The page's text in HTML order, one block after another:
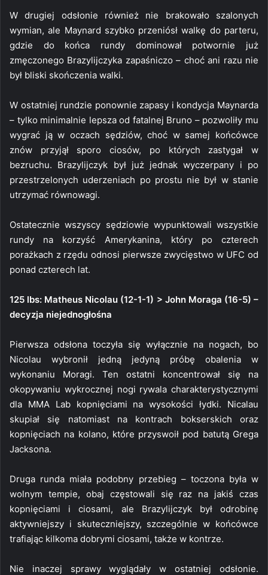
W drugiej odsłonie również nie brakowało szalonych
wymian, ale Maynard szybko przeniósł walkę do parteru,
gdzie do końca rundy dominował potwornie już
zmęczonego Brazylijczyka zapaśniczo – choć ani razu nie
był bliski skończenia walki.
W ostatniej rundzie ponownie zapasy i kondycja Maynarda
– tylko minimalnie lepsza od fatalnej Bruno – pozwoliły mu
wygrać ją w oczach sędziów, choć w samej końcówce
znów przyjął sporo ciosów, po których zastygał w
bezruchu. Brazylijczyk był już jednak wyczerpany i po
przestrzelonych uderzeniach po prostu nie był w stanie
utrzymać równowagi.
Ostatecznie wszyscy sędziowie wypunktowali wszystkie
rundy na korzyść Amerykanina, który po czterech
porażkach z rzędu odnosi pierwsze zwycięstwo w UFC od
ponad czterech lat.
125 lbs: Matheus Nicolau (12-1-1) > John Moraga (16-5) –
decyzja niejednogłośna
Pierwsza odsłona toczyła się wyłącznie na nogach, bo
Nicolau wybronił jedną jedyną próbę obalenia w
wykonaniu Moragi. Ten ostatni koncentrował się na
okopywaniu wykrocznej nogi rywala charakterystycznymi
dla MMA Lab kopnięciami na wysokości łydki. Nicalau
skupiał się natomiast na kontrach bokserskich oraz
kopnięciach na kolano, które przyswoił pod batutą Grega
Jacksona.
Druga runda miała podobny przebieg – toczona była w
wolnym tempie, obaj częstowali się raz na jakiś czas
kopnięciami i ciosami, ale Brazylijczyk był odrobinę
aktywniejszy i skuteczniejszy, szczególnie w końcówce
trafiając kilkoma dobrymi ciosami, także w kontrze.
Nie inaczej sprawy wyglądały w ostatniej odsłonie.